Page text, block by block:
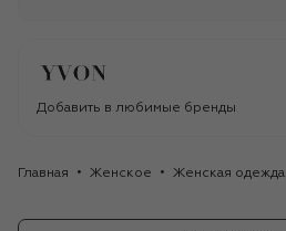
Добавить в любимые бренды
Главная Женское Женская одежда